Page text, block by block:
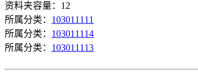
资料夹容量：12
所属分类： 103011111
所属分类： 103011114
所属分类： 103011113